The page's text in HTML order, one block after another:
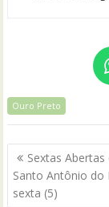
Ouro Preto
Navegação
de
Post
Sextas Abertas
Santo Antônio do
sexta (5)